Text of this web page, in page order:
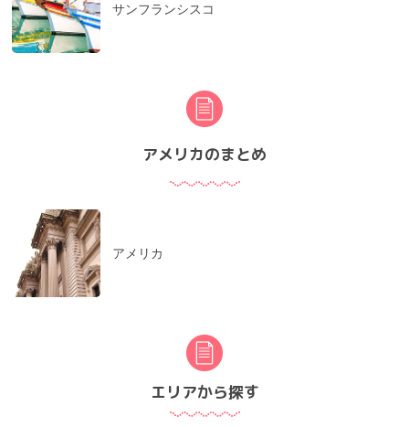
サンフランシスコ
アメリカのまとめ
アメリカ
エリアから探す